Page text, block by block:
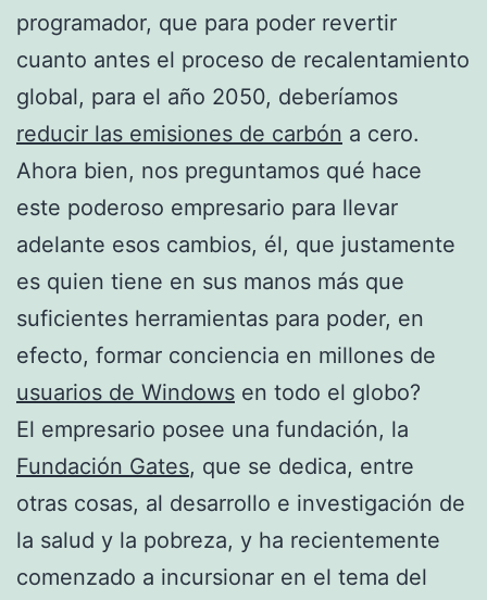
programador, que para poder revertir
cuanto antes el proceso de recalentamiento
global, para el año 2050, deberíamos
reducir las emisiones de carbón a cero.
Ahora bien, nos preguntamos qué hace
este poderoso empresario para llevar
adelante esos cambios, él, que justamente
es quien tiene en sus manos más que
suficientes herramientas para poder, en
efecto, formar conciencia en millones de
usuarios de Windows en todo el globo?
El empresario posee una fundación, la
Fundación Gates, que se dedica, entre
otras cosas, al desarrollo e investigación de
la salud y la pobreza, y ha recientemente
comenzado a incursionar en el tema del